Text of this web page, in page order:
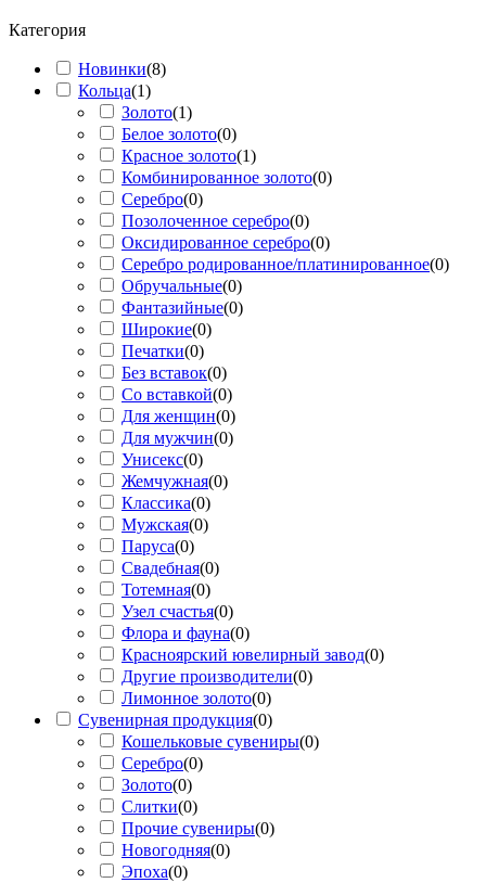
Категория
Новинки(8)
Кольца(1)
Золото(1)
Белое золото(0)
Красное золото(1)
Комбинированное золото(0)
Серебро(0)
Позолоченное серебро(0)
Оксидированное серебро(0)
Серебро родированное/платинированное(0)
Обручальные(0)
Фантазийные(0)
Широкие(0)
Печатки(0)
Без вставок(0)
Со вставкой(0)
Для женщин(0)
Для мужчин(0)
Унисекс(0)
Жемчужная(0)
Классика(0)
Мужская(0)
Паруса(0)
Свадебная(0)
Тотемная(0)
Узел счастья(0)
Флора и фауна(0)
Красноярский ювелирный завод(0)
Другие производители(0)
Лимонное золото(0)
Сувенирная продукция(0)
Кошельковые сувениры(0)
Серебро(0)
Золото(0)
Слитки(0)
Прочие сувениры(0)
Новогодняя(0)
Эпоха(0)